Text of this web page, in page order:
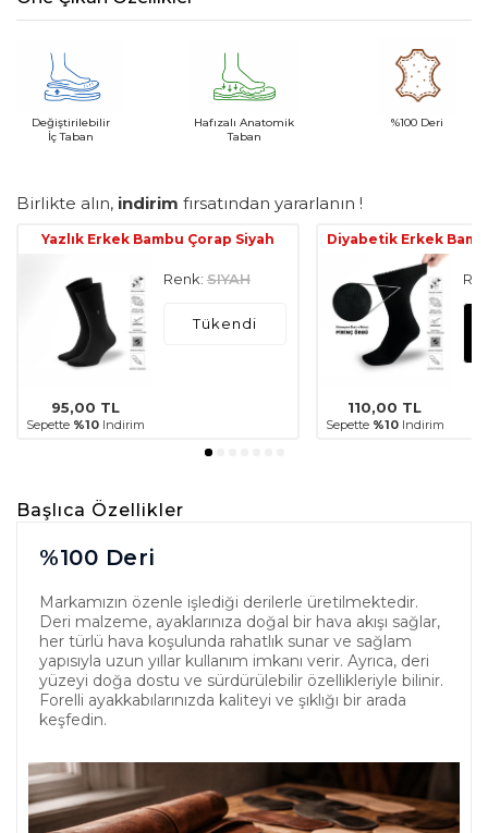
Değiştirilebilir
İç Taban
Hafızalı Anatomik
Taban
%100 Deri
Birlikte alın, indirim fırsatından yararlanın !
Yazlık Erkek Bambu Çorap Siyah
95,00 TL
Sepette %10Indirim
Renk: SIYAH
Tükendi
Diyabetik Erkek
110,00 TL
Sepette %10Indirim
Başlıca Özellikler
%100 Deri
Markamızın özenle işlediği derilerle üretilmektedir.
Deri malzeme, ayaklarınıza doğal bir hava akışı sağlar,
her türlü hava koşulunda rahatlık sunar ve sağlam
yapısıyla uzun yıllar kullanım imkanı verir. Ayrıca, deri
yüzeyi doğa dostu ve sürdürülebilir özellikleriyle bilinir.
Forelli ayakkabılarınızda kaliteyi ve şıklığı bir arada
keşfedin.